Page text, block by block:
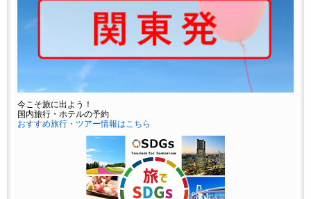
今こそ旅に出よう！
国内旅行・ホテルの予約
おすすめ旅行・ツアー情報はこちら